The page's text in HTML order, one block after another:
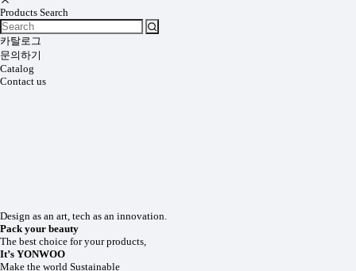
Products Search
카탈로그
문의하기
Catalog
Contact us
Design as an art, tech as an innovation.
Pack your beauty
The best choice for your products,
It’s YONWOO
Make the world Sustainable